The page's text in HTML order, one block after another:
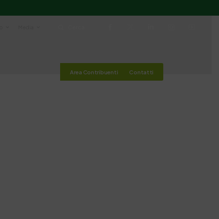
Area Contribuenti Contatti